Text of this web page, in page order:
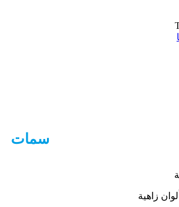
سمات
زاهية